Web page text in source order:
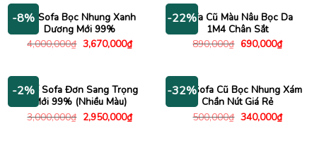
3,885,000₫.
-8%Bộ Sofa Bọc Nhung Xanh
Dương Mới 99%
4,000,000₫ Giá
gốc
3,670,000₫Giá
hiện
3,670,000₫.
-22%Sofa Cũ Màu Nâu Bọc Da
1M4 Chân Sắt
890,000₫ Giá
690,000₫Giá
hiện
-2%
Ghế Sofa Đơn Sang Trọng
Mới 99% (Nhiều Màu)
3,000,000₫ Giá
gốc
2,950,000₫Giá
hiện
-32%
Ghế Sofa Cũ Bọc Nhung Xám
Chần Nút Giá Rẻ
500,000₫ Giá
340,000₫Giá
hiện